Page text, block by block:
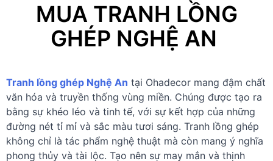
MUA TRANH LỒNG
GHÉP NGHỆ AN
Tranh lồng ghép Nghệ An tại Ohadecor mang đậm chất
văn hóa và truyền thống vùng miền. Chúng được tạo ra
bằng sự khéo léo và tinh tế, với sự kết hợp của những
đường nét tỉ mỉ và sắc màu tươi sáng. Tranh lồng ghép
không chỉ là tác phẩm nghệ thuật mà còn mang ý nghĩa
phong thủy và tài lộc. Tạo nên sự may mắn và thịnh